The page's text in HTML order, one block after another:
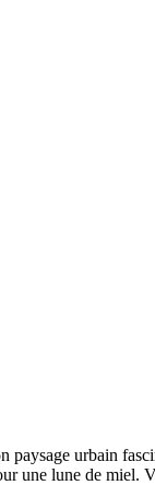
urbain
une lune de miel.